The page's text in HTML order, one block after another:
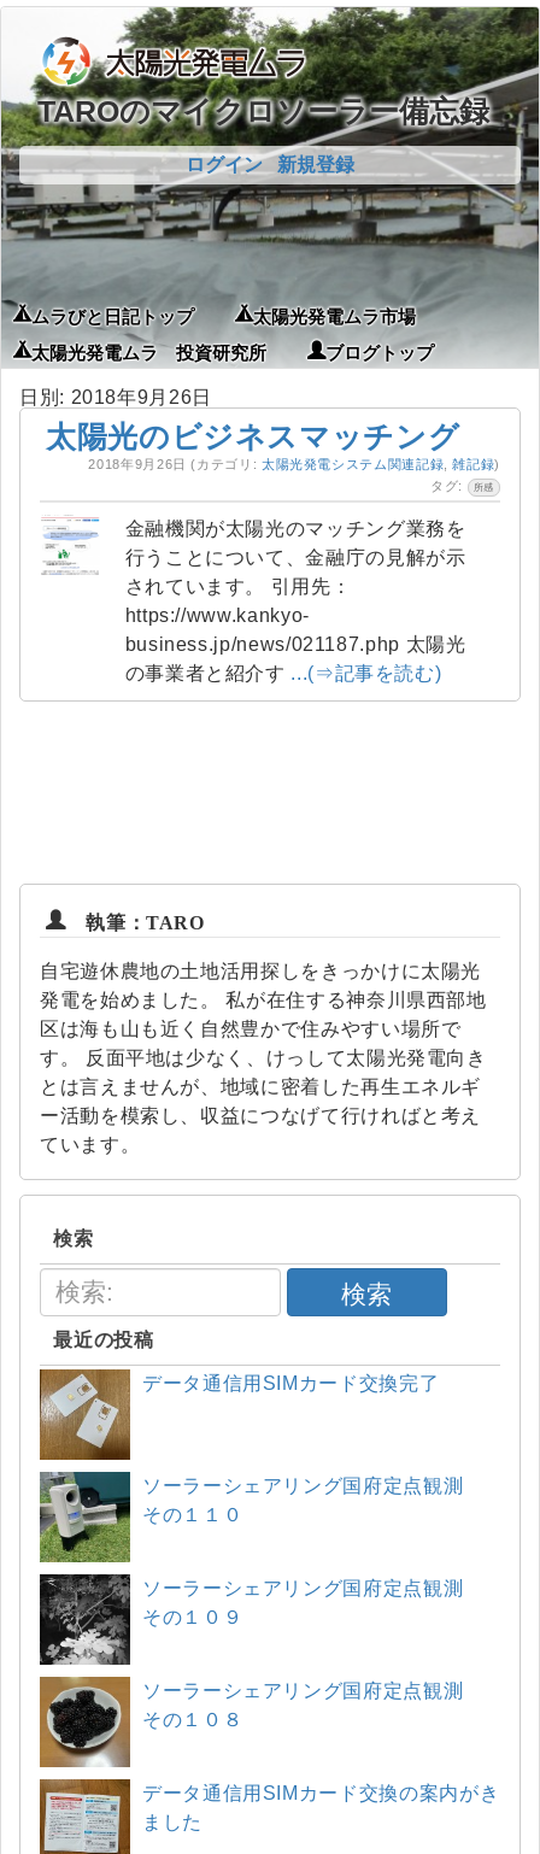
TAROのマイクロソーラー備忘録
ログイン 新規登録
ムラびと日記トップ
太陽光発電ムラ市場
太陽光発電ムラ 投資研究所
ブログトップ
日別: 2018年9月26日
太陽光のビジネスマッチング
2018年9月26日 (カテゴリ: 太陽光発電システム関連記録 ,雑記録)
タグ:
所感
金融機関が太陽光のマッチング業務を
行うことについて、金融庁の見解が示
されています。 引用先：
https://www.kankyo-
business.jp/news/021187.php 太陽光
の事業者と紹介す ...(⇒記事を読む)
執筆：TARO
自宅遊休農地の土地活用探しをきっかけに太陽光
発電を始めました。 私が在住する神奈川県西部地
区は海も山も近く自然豊かで住みやすい場所で
す。 反面平地は少なく、けっして太陽光発電向き
とは言えませんが、地域に密着した再生エネルギ
ー活動を模索し、収益につなげて行ければと考え
ています。
検索
検索
最近の投稿
データ通信用SIMカード交換完了
ソーラーシェアリング国府定点観測
その１１０
ソーラーシェアリング国府定点観測
その１０９
ソーラーシェアリング国府定点観測
その１０８
データ通信用SIMカード交換の案内がき
ました